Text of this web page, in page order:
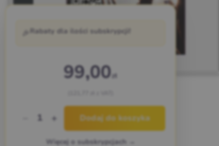
🎉 Rabaty dla ilości subskrypcji!
99,00
Dodaj do koszyka
Więcej o subskrypcjach →